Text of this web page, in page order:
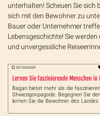
unterhalten! Scheuen Sie sich
sich mit den Bewohner zu
Bauer oder Unternehmer
Lebensgeschichte! Sie
und unvergessliche
MYANMAR
Lernen Sie faszinierende Menschen in
Bagan bietet mehr als die
Shwezigonpagode. Begegnen Sie
lernen Sie die Bewohner des